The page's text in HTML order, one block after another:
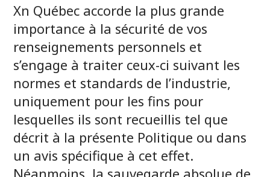
Xn Québec accorde la plus grande
importance à la sécurité de vos
renseignements personnels et
s’engage à traiter ceux-ci suivant les
normes et standards de l’industrie,
uniquement pour les fins pour
lesquelles ils sont recueillis tel que
décrit à la présente Politique ou dans
un avis spécifique à cet effet.
Néanmoins, la sauvegarde absolue de